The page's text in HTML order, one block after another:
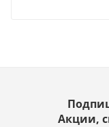
Акции,